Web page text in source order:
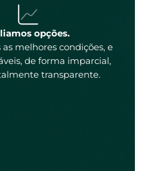
opções.
melhores condições, e
de forma imparcial,
transparente.